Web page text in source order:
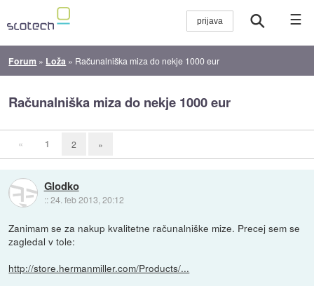
☰
Forum » Loža » Računalniška miza do nekje 1000 eur
Računalniška miza do nekje 1000 eur
« 1 2 »
Glodko
::24. feb 2013, 20:12
Zanimam se za nakup kvalitetne računalniške mize. Precej sem se
zagledal v tole:
http://store.hermanmiller.com/Products/...